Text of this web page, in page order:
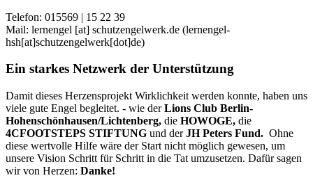
Telefon: 015569 | 15 22 39
Mail: lernengel [at] schutzengelwerk.de (lernengel-
hsh[at]schutzengelwerk[dot]de)
Ein starkes Netzwerk der Unterstützung
Damit dieses Herzensprojekt Wirklichkeit werden konnte, haben uns
viele gute Engel begleitet. - wie derLions Club Berlin-
Hohenschönhausen/Lichtenberg, die HOWOGE, die
4CFOOTSTEPS STIFTUNG und derJH Peters Fund. Ohne
diese wertvolle Hilfe wäre der Start nicht möglich gewesen, um
unsere Vision Schritt für Schritt in die Tat umzusetzen. Dafür sagen
wir von Herzen: Danke!